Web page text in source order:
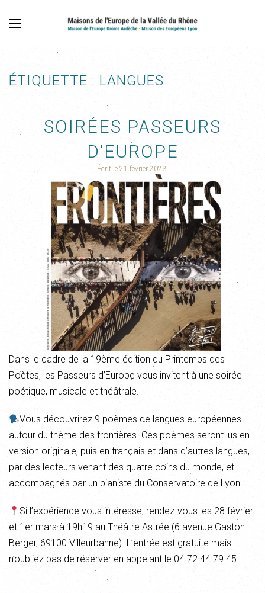
ÉTIQUETTE : LANGUES
SOIRÉES PASSEURS
D’EUROPE
Écrit le 21 février 2023.
Dans le cadre de la 19ème édition du Printemps des
Poètes, les Passeurs d’Europe vous invitent à une soirée
poétique, musicale et théâtrale.
Vous découvrirez 9 poèmes de langues européennes
autour du thème des frontières. Ces poèmes seront lus en
version originale, puis en français et dans d’autres langues,
par des lecteurs venant des quatre coins du monde, et
accompagnés par un pianiste du Conservatoire de Lyon.
Si l’expérience vous intéresse, rendez-vous les 28 février
et 1er mars à 19h19 au Théâtre Astrée (6 avenue Gaston
Berger, 69100 Villeurbanne). L’entrée est gratuite mais
n’oubliez pas de réserver en appelant le 04 72 44 79 45.